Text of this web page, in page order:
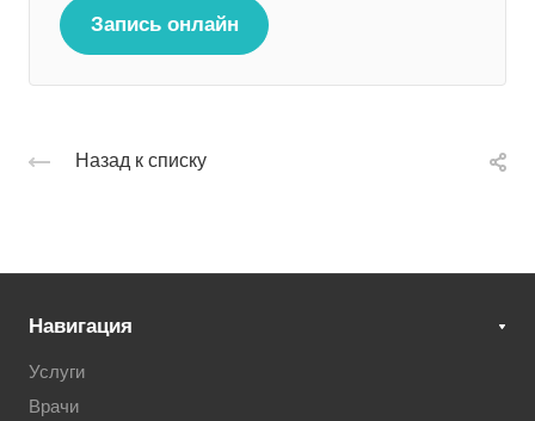
Запись онлайн
Назад к списку
Навигация
Услуги
Врачи